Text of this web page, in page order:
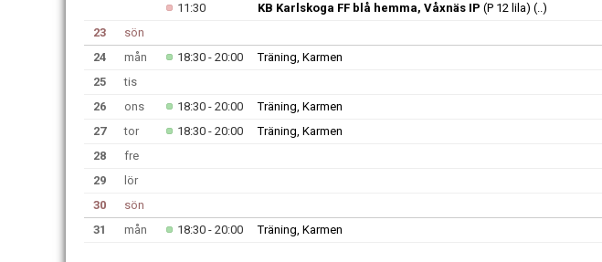
11:30
KB Karlskoga FF blå hemma, Våxnäs IP (P 12 lila) (..)
23
sön
24 mån 18:30 - 20:00
Träning, Karmen
25
tis
26
ons 18:30 - 20:00
Träning, Karmen
27
tor 18:30 - 20:00
Träning, Karmen
28
fre
29
lör
30
sön
31 mån 18:30 - 20:00 Träning, Karmen